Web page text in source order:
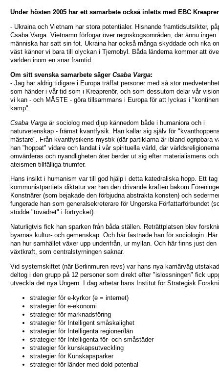
Under hösten 2005 har ett samarbete också inletts med EBC
- Ukraina och Vietnam har stora potentialer. Hisnande framtidsutsikter,
Csaba Varga. Vietnamn förfogar över regnskogsområden, där ännu ingen
människa har satt sin fot. Ukraina har också många skyddade och rika
väst känner vi bara till olyckan i Tjernobyl. Båda länderna kommer att
världen inom en snar framtid.
Om sitt svenska samarbete säger Csaba Varga:
- Jag har aldrig tidigare i Europa träffat personer med så stor
som händer i vår tid som i Kreaprenör, och som dessutom delar vår
vi kan - och MÅSTE - göra tillsammans i Europa för att lyckas i
kamp".
Csaba Varga är sociolog med djup kännedom både i humaniora och i
naturvetenskap - främst kvantfysik. Han kallar sig själv för
mästare". Från kvantfysikens mystik (där partiklarna är ibland ogripbara
han "hoppat" vidare och landat i vår spirituella värld, där världsreligionerna
omvärderas och nyandligheten åter berder ut sig efter materialismens och
ateismen tillfälliga triumfer.
Hans insikt i humanism var till god hjälp i detta katedraliska hopp. Ett tag
kommunistpartiets diktatur var han den drivande kraften bakom
Konstnärer (som bejakade den förbjudna abstrakta konsten) och
fungerade han som generalsekreterare för Ungerska Författarförbundet
stödde "tövädret" i förtrycket).
Naturligtvis fick han sparken från båda ställen. Reträttplatsen blev
byarnas kultur- och gemenskap. Och här fastnade han för sociologin.
han hur samhället växer upp underifrån, ur myllan. Och här finns just den
växtkraft, som centralstyrningen saknar.
Vid systemskiftet (när Berlinmuren revs) var hans nya karriärväg
deltog i den grupp på 12 personer som direkt efter "islossningen" fick
utveckla det nya Ungern. I dag arbetar hans Institut för Strategisk
strategier för e-kyrkor (e = internet)
strategier för e-ekonomi
strategier för marknadsföring
strategier för Intelligent småskalighet
strategier för Intelligenta regioner/län
strategier för Intelligenta för- och småstäder
strategier för kunskapsutveckling
strategier för Kunskapsparker
strategier för länder med dold potential